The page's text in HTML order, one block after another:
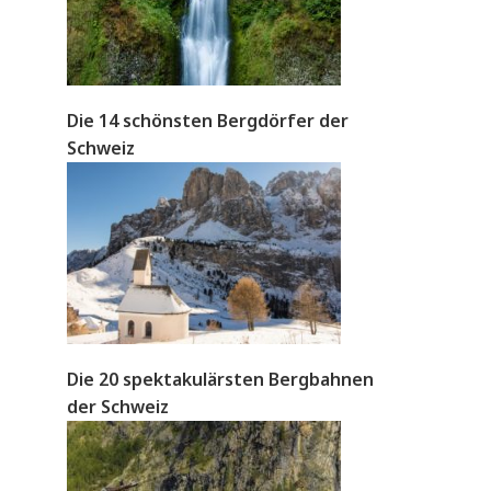
Die 14 schönsten Bergdörfer der
Schweiz
Die 20 spektakulärsten Bergbahnen
der Schweiz